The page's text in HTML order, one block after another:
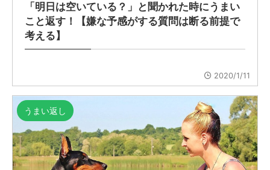
「明日は空いている？」と聞かれた時にうまい
こと返す！【嫌な予感がする質問は断る前提で
考える】
2020/1/11
うまい返し